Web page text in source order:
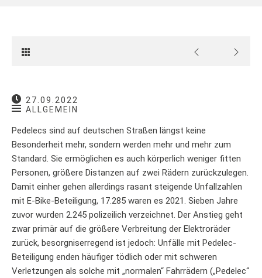
27.09.2022
ALLGEMEIN
Pedelecs sind auf deutschen Straßen längst keine
Besonderheit mehr, sondern werden mehr und mehr zum
Standard. Sie ermöglichen es auch körperlich weniger fitten
Personen, größere Distanzen auf zwei Rädern zurückzulegen.
Damit einher gehen allerdings rasant steigende Unfallzahlen
mit E-Bike-Beteiligung, 17.285 waren es 2021. Sieben Jahre
zuvor wurden 2.245 polizeilich verzeichnet. Der Anstieg geht
zwar primär auf die größere Verbreitung der Elektroräder
zurück, besorgniserregend ist jedoch: Unfälle mit Pedelec-
Beteiligung enden häufiger tödlich oder mit schweren
Verletzungen als solche mit „normalen“ Fahrrädern („Pedelec“